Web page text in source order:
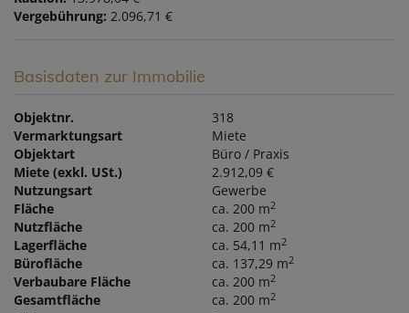
Vergebührung: 2.096,71 €
Basisdaten zur Immobilie
Objektnr.
318
Vermarktungsart
Miete
Objektart
Büro / Praxis
Miete (exkl. USt.)
2.912,09 €
Nutzungsart
Gewerbe
Fläche
ca. 200 m2
Nutzfläche ca. 200 m2
Lagerfläche ca. 54,11 m2
Bürofläche ca. 137,29 m2
Verbaubare Fläche ca. 200 m2
Gesamtfläche ca. 200 m2